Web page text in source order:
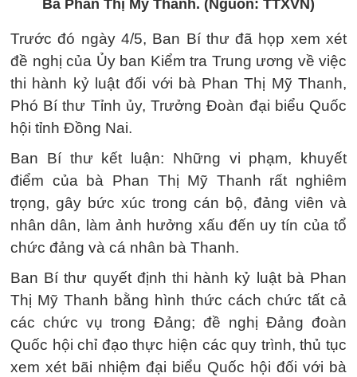
Bà Phan Thị Mỹ Thanh. (Nguồn: TTXVN)
Trước đó ngày 4/5, Ban Bí thư đã họp xem xét
đề nghị của Ủy ban Kiểm tra Trung ương về việc
thi hành kỷ luật đối với bà Phan Thị Mỹ Thanh,
Phó Bí thư Tỉnh ủy, Trưởng Đoàn đại biểu Quốc
hội tỉnh Đồng Nai.
Ban Bí thư kết luận: Những vi phạm, khuyết
điểm của bà Phan Thị Mỹ Thanh rất nghiêm
trọng, gây bức xúc trong cán bộ, đảng viên và
nhân dân, làm ảnh hưởng xấu đến uy tín của tổ
chức đảng và cá nhân bà Thanh.
Ban Bí thư quyết định thi hành kỷ luật bà Phan
Thị Mỹ Thanh bằng hình thức cách chức tất cả
các chức vụ trong Đảng; đề nghị Đảng đoàn
Quốc hội chỉ đạo thực hiện các quy trình, thủ tục
xem xét bãi nhiệm đại biểu Quốc hội đối với bà